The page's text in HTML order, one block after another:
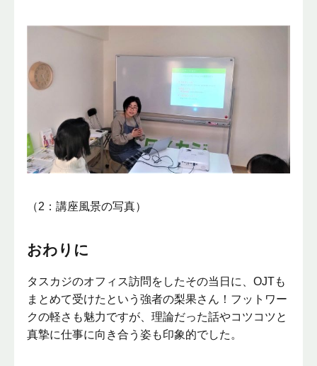
（2：講座風景の写真）
おわりに
タスカジのオフィス訪問をしたその当日に、OJTも
まとめて受けたという強者の梨果さん！フットワー
クの軽さも魅力ですが、理論だった話やコツコツと
真摯に仕事に向き合う姿も印象的でした。